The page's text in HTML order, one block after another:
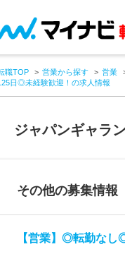
職TOP 営業から探す 営業
日◎未経験歓迎！の求人情報
ジャパンギャラ
その他の募集情報
【営業】◎転勤な